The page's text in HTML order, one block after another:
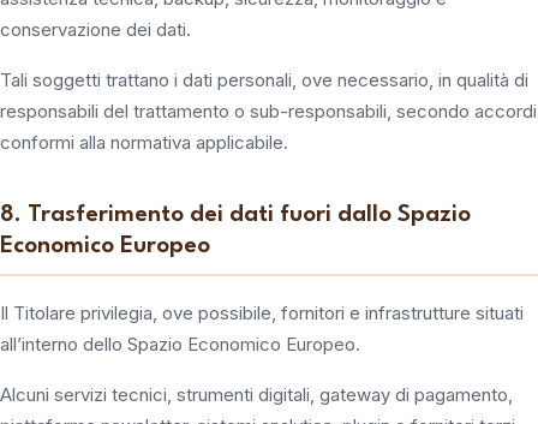
conservazione dei dati.
Tali soggetti trattano i dati personali, ove necessario, in qualità di
responsabili del trattamento o sub-responsabili, secondo accordi
conformi alla normativa applicabile.
8. Trasferimento dei dati fuori dallo Spazio
Economico Europeo
Il Titolare privilegia, ove possibile, fornitori e infrastrutture situati
all’interno dello Spazio Economico Europeo.
Alcuni servizi tecnici, strumenti digitali, gateway di pagamento,